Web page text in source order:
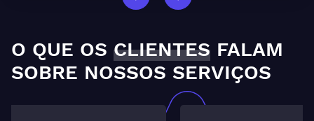
O QUE OS CLIENTES FALAM
SOBRE NOSSOS SERVIÇOS